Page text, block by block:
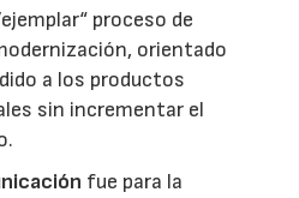
proceso de
orientado
a los productos
sin incrementar el
fue para la